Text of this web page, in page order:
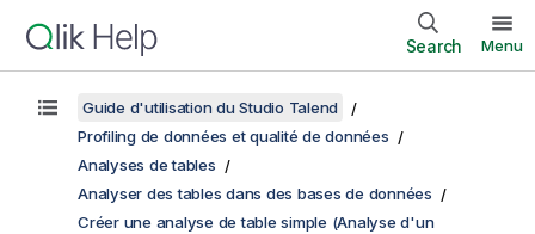
Search Menu
Guide d'utilisation du Studio Talend
Profiling de données et qualité de données
Analyses de tables
Analyser des tables dans des bases de données
Créer une analyse de table simple (Analyse d'un